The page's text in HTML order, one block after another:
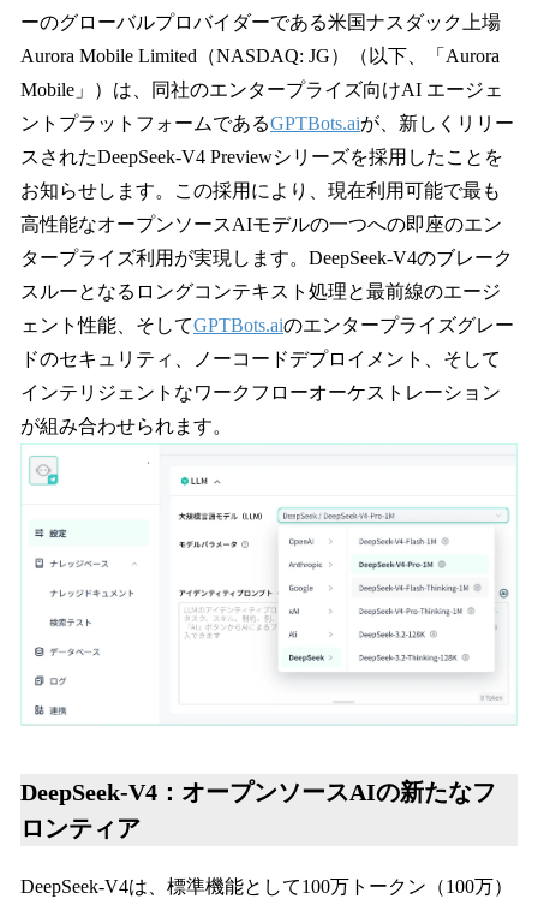
数
を
読
み
込
み
中
で
す
ーのグローバルプロバイダーである米国ナスダック上場
Aurora Mobile Limited（NASDAQ: JG）（以下、「Aurora
Mobile」）は、同社のエンタープライズ向けAI エージェ
ントプラットフォームであるGPTBots.aiが、新しくリリー
スされたDeepSeek-V4 Previewシリーズを採用したことを
お知らせします。この採用により、現在利用可能で最も
高性能なオープンソースAIモデルの一つへの即座のエン
タープライズ利用が実現します。DeepSeek-V4のブレーク
スルーとなるロングコンテキスト処理と最前線のエージ
ェント性能、そしてGPTBots.aiのエンタープライズグレー
ドのセキュリティ、ノーコードデプロイメント、そして
インテリジェントなワークフローオーケストレーション
が組み合わせられます。
DeepSeek-V4：オープンソースAIの新たなフ
ロンティア
DeepSeek-V4は、標準機能として100万トークン（100万）